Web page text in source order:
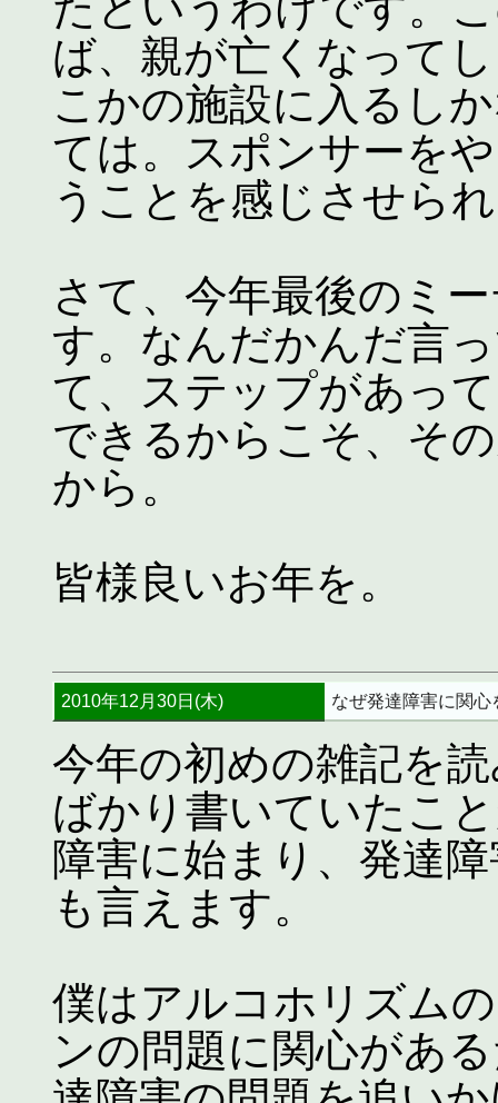
ば、親が亡くなって
こかの施設に入るし
ては。スポンサーを
うことを感じさせら
さて、今年最後のミ
す。なんだかんだ言
て、ステップがあっ
できるからこそ、そ
から。
皆様良いお年を。
2010年12月30日(木) なぜ発達障害に関心
今年の初めの雑記を
ばかり書いていたこ
障害に始まり、発達
も言えます。
僕はアルコホリズム
ンの問題に関心があ